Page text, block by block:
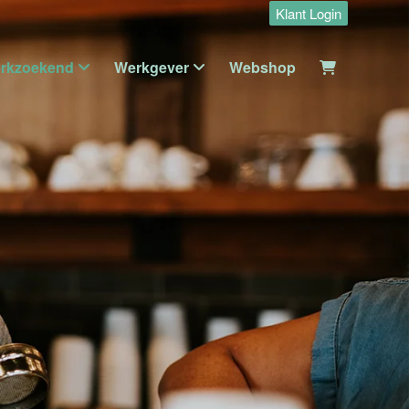
Klant Login
Werkgever Webshop